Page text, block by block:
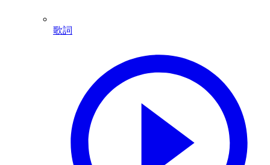
歌詞